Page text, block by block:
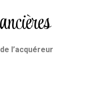
l’acquéreur